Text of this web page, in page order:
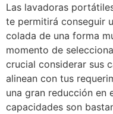
Las lavadoras
te permitirá conseguir
colada de una forma
momento de
crucial considerar sus
alinean con tus
una gran reducción en
capacidades son